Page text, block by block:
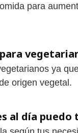
para
ya
origen vegetal.
al día puedo